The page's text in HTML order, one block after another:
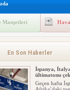
Manşetleri
En Son Haberler
İspanya,
ültimatonu
Geçen hafta